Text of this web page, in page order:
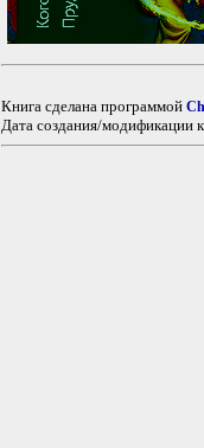
Книга сделана программой
Дата создания/модификации